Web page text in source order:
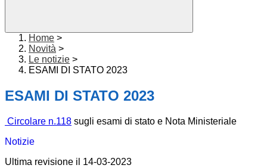
Home >
Novità >
Le notizie >
ESAMI DI STATO 2023
ESAMI DI STATO 2023
Circolare n.118 sugli esami di stato e Nota Ministeriale
Notizie
Ultima revisione il 14-03-2023